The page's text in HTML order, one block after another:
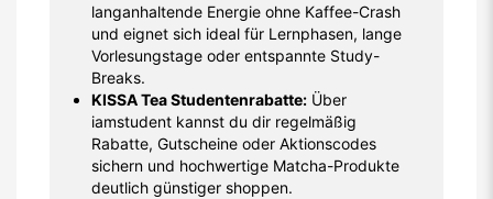
langanhaltende Energie ohne Kaffee-Crash
und eignet sich ideal für Lernphasen, lange
Vorlesungstage oder entspannte Study-
Breaks.
KISSA Tea Studentenrabatte: Über
iamstudent kannst du dir regelmäßig
Rabatte, Gutscheine oder Aktionscodes
sichern und hochwertige Matcha-Produkte
deutlich günstiger shoppen.